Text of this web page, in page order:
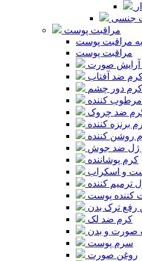
جنسی
مراقبت پوست
مراقبت پوست
مراقبت پوست
آرایش صورت
ضد آفتاب
کرم دور چشم
کننده
ضد چروک
برنزه کننده
روشن کننده
ژل ضد جوش
کرم پوشاننده
و اسکراب
ترمیم کننده
کننده پوست
رفع ترک بدن
کرم ضد لک
صورت و بدن
سرم پوست
روغن صورت